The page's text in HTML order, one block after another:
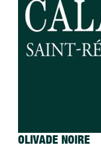
OLIVADE NOIRE